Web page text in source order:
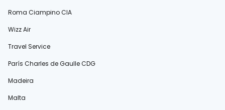
Roma Ciampino CIA
Wizz Air
Travel Service
París Charles de Gaulle CDG
Madeira
Malta